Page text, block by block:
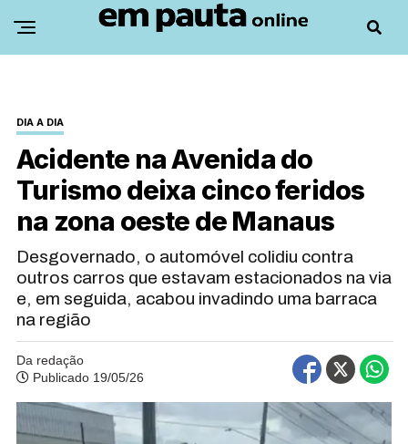
DIA A DIA
Acidente na Avenida do
Turismo deixa cinco feridos
na zona oeste de Manaus
Desgovernado, o automóvel colidiu contra
outros carros que estavam estacionados na via
e, em seguida, acabou invadindo uma barraca
na região
Da redação
Publicado 19/05/26